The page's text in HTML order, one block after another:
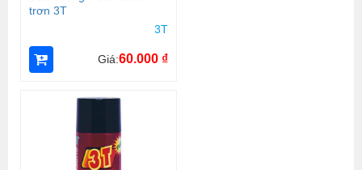
trơn 3T
3T
Giá:60.000 ₫